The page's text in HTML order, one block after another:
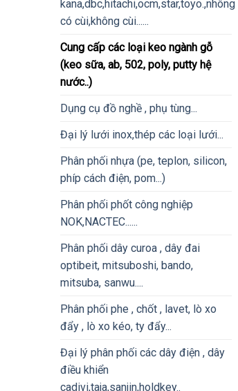
kana,dbc,hitachi,ocm,star,toyo.,nhông
có cùi,không cùi......
Cung cấp các loại keo ngành gỗ
(keo sữa, ab, 502, poly, putty hệ
nước..)
Dụng cụ đồ nghề , phụ tùng...
Đại lý lưới inox,thép các loại lưới...
Phân phối nhựa (pe, teplon, silicon,
phíp cách điện, pom...)
Phân phối phốt công nghiệp
NOK,NACTEC......
Phân phối dây curoa , dây đai
optibeit, mitsuboshi, bando,
mitsuba, sanwu....
Phân phối phe , chốt , lavet, lò xo
đẩy , lò xo kéo, ty đẩy...
Đại lý phân phối các dây điện , dây
điều khiển
cadivi,taja,sanjin,holdkey..